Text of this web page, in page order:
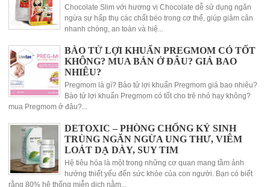
Chocolate Slim với hương vị Chocolate dễ sử dụng ngăn
ngừa sự hấp thụ các chất béo trong cơ thể, giúp giảm cân
nhanh chóng, an toàn và hiệ...
BÀO TỬ LỢI KHUẨN PREGMOM CÓ TỐT
KHÔNG? MUA BÁN Ở ĐÂU? GIÁ BAO
NHIÊU?
Pregmom là gì? Bào tử lợi khuẩn Pregmom giá bao nhiêu?
Bào tử lợi khuẩn Pregmom có tốt cho trẻ nhỏ hay không?
mua Pregmom ở đâu?...
DETOXIC – PHÒNG CHỐNG KÝ SINH
TRÙNG NGĂN NGỪA UNG THƯ, VIÊM
LOÁT DẠ DÀY, SUY TIM
Hệ tiêu hóa là một trong những cơ quan mang tầm ảnh
hưởng thiết yếu đến sức khỏe của con người. Bạn có biết
rằng 80% hệ thống miễn dịch nằm...